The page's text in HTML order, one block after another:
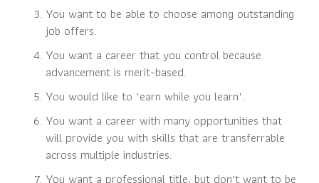
You want to be able to choose among outstanding
job offers.
You want a career that you control because
advancement is merit-based.
You would like to "earn while you learn".
You want a career with many opportunities that
will provide you with skills that are transferrable
across multiple industries.
You want a professional title, but don’t want to be